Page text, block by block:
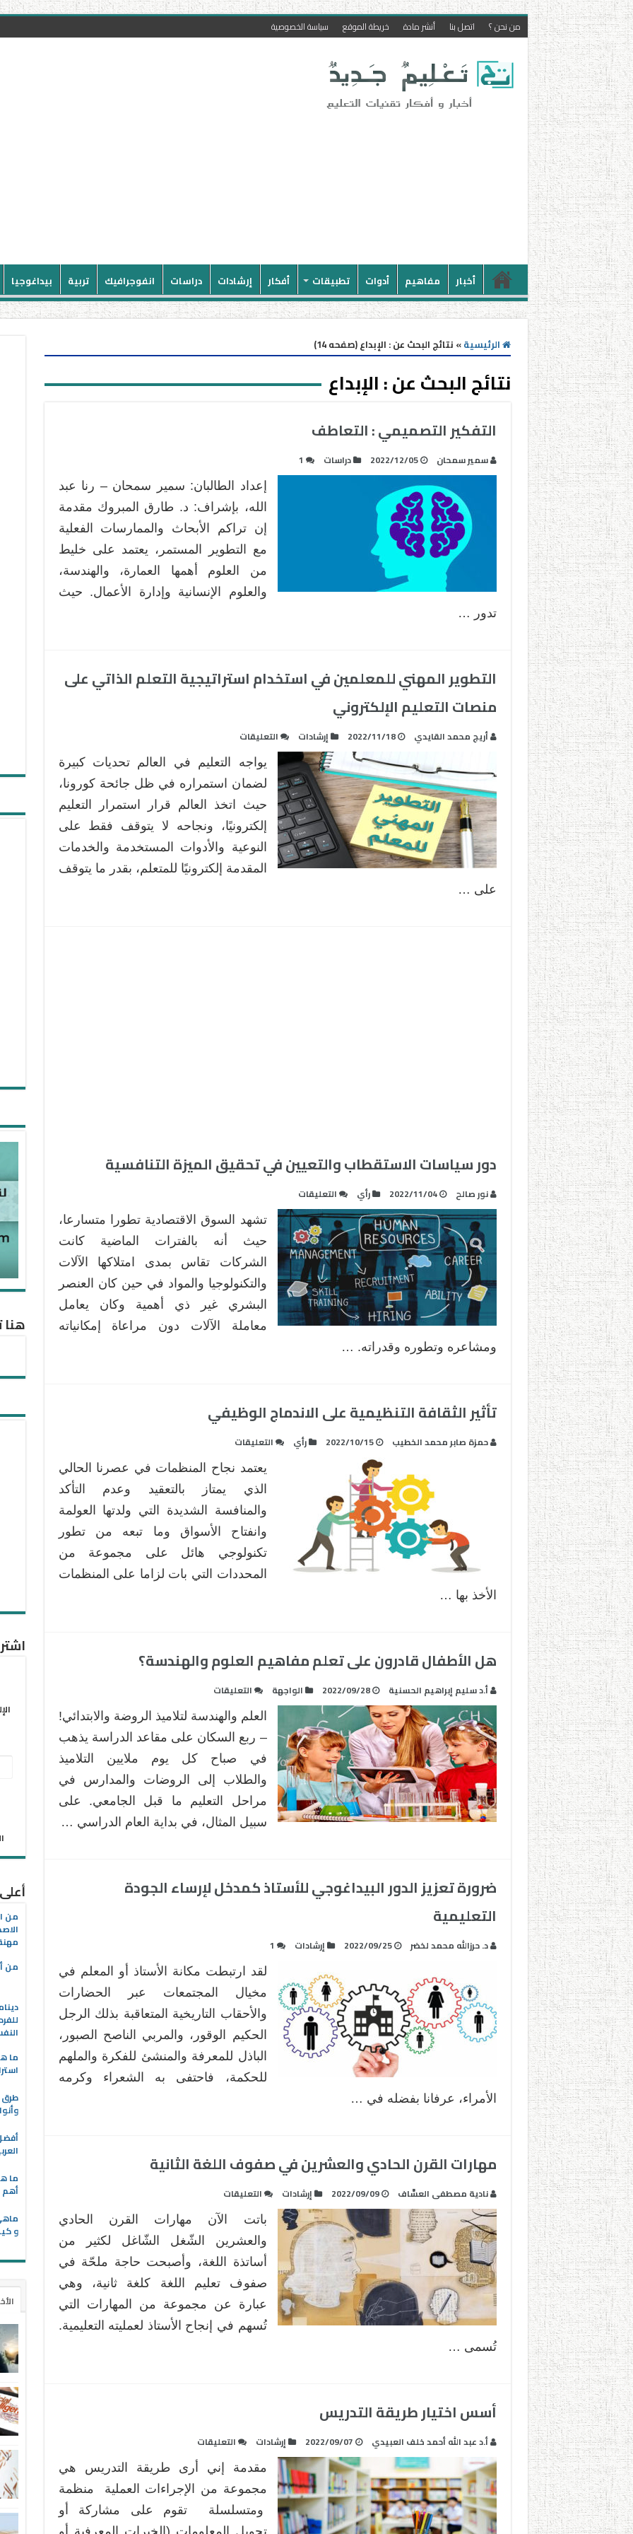
من نحن ؟ اتصل بنا أنشر مادة خريطة الموقع سياسة الخصوصية
أخبار مفاهيم أدوات تطبيقات أفكار إرشادات دراسات انفوجرافيك تربية بيداغوجيا
الرئيسية» نتائج البحث عن : الإبداع (صفحه 14)
نتائج البحث عن :الإبداع
التفكير التصميمي : التعاطف
سمير سمحان 2022/12/05 دراسات 1
إعداد الطالبان: سمير سمحان – رنا عبد
الله، بإشراف: د. طارق المبروك مقدمة
إن تراكم الأبحاث والممارسات الفعلية
مع التطوير المستمر، يعتمد على خليط
من العلوم أهمها العمارة، والهندسة،
والعلوم الإنسانية وإدارة الأعمال. حيث
تدور …
التطوير المهني للمعلمين في استخدام استراتيجية التعلم الذاتي على
منصات التعليم الإلكتروني
أريج محمد القايدي 2022/11/18 إرشادات التعليقات
المهني
للمعلمين
في
استخدام
استراتيجية
التعلم
الذاتي
يواجه التعليم في العالم تحديات كبيرة
لضمان استمراره في ظل جائحة كورونا،
حيث اتخذ العالم قرار استمرار التعليم
إلكترونيًا، ونجاحه لا يتوقف فقط على
النوعية والأدوات المستخدمة والخدمات
المقدمة إلكترونيًا للمتعلم، بقدر ما يتوقف
على …
دور سياسات الاستقطاب والتعيين في تحقيق الميزة التنافسية
نور صالح 2022/11/04 رأي التعليقات
دور
سياسات
الاستقطاب
والتعيين
في
تحقيق
الميزة
التنافسية
تشهد السوق الاقتصادية تطورا متسارعا،
حيث أنه بالفترات الماضية كانت
الشركات تقاس بمدى امتلاكها الآلات
والتكنولوجيا والمواد في حين كان العنصر
البشري غير ذي أهمية وكان يعامل
معاملة الآلات دون مراعاة إمكانياته
ومشاعره وتطوره وقدراته. …
تأثير الثقافة التنظيمية على الاندماج الوظيفي
حمزة صابر محمد الخطيب 2022/10/15 رأي التعليقات
الثقافة
التنظيمية
على
الاندماج
الوظيفي
مغلقة
يعتمد نجاح المنظمات في عصرنا الحالي
الذي يمتاز بالتعقيد وعدم التأكد
والمنافسة الشديدة التي ولدتها العولمة
وانفتاح الأسواق وما تبعه من تطور
تكنولوجي هائل على مجموعة من
المحددات التي بات لزاما على المنظمات
الأخذ بها …
هل الأطفال قادرون على تعلم مفاهيم العلوم والهندسة؟
أ.د سليم إبراهيم الحسنية 2022/09/28 الواجهة التعليقات
الأطفال
قادرون
على
تعلم
مفاهيم
العلوم
والهندسة؟
العلم والهندسة لتلاميذ الروضة والابتدائي!
– ربع السكان على مقاعد الدراسة يذهب
في صباح كل يوم ملايين التلاميذ
والطلاب إلى الروضات والمدارس في
مراحل التعليم ما قبل الجامعي. على
سبيل المثال، في بداية العام الدراسي …
ضرورة تعزيز الدور البيداغوجي للأستاذ كمدخل لإرساء الجودة
التعليمية
د. حرزالله محمد لخضر 2022/09/25 إرشادات 1
لقد ارتبطت مكانة الأستاذ أو المعلم في
مخيال المجتمعات عبر الحضارات
والأحقاب التاريخية المتعاقبة بذلك الرجل
الحكيم الوقور، والمربي الناصح الصبور،
الباذل للمعرفة والمنشئ للفكرة والملهم
للحكمة، فاحتفى به الشعراء وكرمه
الأمراء، عرفانا بفضله في …
مهارات القرن الحادي والعشرين في صفوف اللغة الثانية
نادية مصطفى العسَّاف 2022/09/09 إرشادات التعليقات
مهارات
القرن
الحادي
والعشرين
صفوف
اللغة
الثانية
باتت الآن مهارات القرن الحادي
والعشرين الشّغل الشّاغل لكثير من
أساتذة اللغة، وأصبحت حاجة ملحّة في
صفوف تعليم اللغة كلغة ثانية، وهي
عبارة عن مجموعة من المهارات التي
تُسهم في إنجاح الأستاذ لعمليته التعليمية.
تُسمى …
أسس اختيار طريقة التدريس
أ.د عبد الله أحمد خلف العبيدي 2022/09/07 إرشادات التعليقات
أسس
اختيار
طريقة
التدريس
مغلقة
مقدمة إني أرى طريقة التدريس هي
مجموعة من الإجراءات العملية منظمة
ومتسلسلة تقوم على مشاركة أو
تحويل المعلومات (الخبرات المعرفية أو
هنا
من
من
ما
طرق
ما
أهم
و